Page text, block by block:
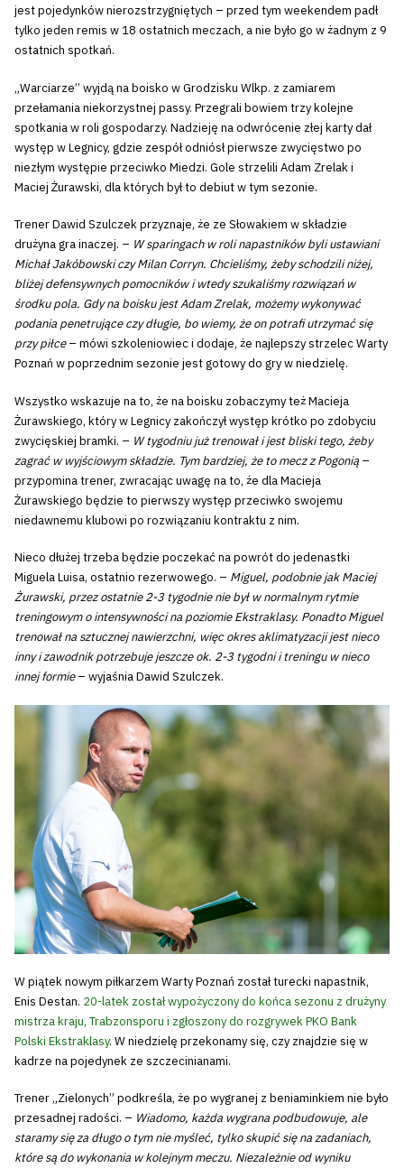
jest pojedynków nierozstrzygniętych – przed tym weekendem padł
tylko jeden remis w 18 ostatnich meczach, a nie było go w żadnym z 9
ostatnich spotkań.
„Warciarze” wyjdą na boisko w Grodzisku Wlkp. z zamiarem
przełamania niekorzystnej passy. Przegrali bowiem trzy kolejne
spotkania w roli gospodarzy. Nadzieję na odwrócenie złej karty dał
występ w Legnicy, gdzie zespół odniósł pierwsze zwycięstwo po
niezłym występie przeciwko Miedzi. Gole strzelili Adam Zrelak i
Maciej Żurawski, dla których był to debiut w tym sezonie.
Trener Dawid Szulczek przyznaje, że ze Słowakiem w składzie
drużyna gra inaczej. – W sparingach w roli napastników byli ustawiani
Michał Jakóbowski czy Milan Corryn. Chcieliśmy, żeby schodzili niżej,
bliżej defensywnych pomocników i wtedy szukaliśmy rozwiązań w
środku pola. Gdy na boisku jest Adam Zrelak, możemy wykonywać
podania penetrujące czy długie, bo wiemy, że on potrafi utrzymać się
przy piłce– mówi szkoleniowiec i dodaje, że najlepszy strzelec Warty
Poznań w poprzednim sezonie jest gotowy do gry w niedzielę.
Wszystko wskazuje na to, że na boisku zobaczymy też Macieja
Żurawskiego, który w Legnicy zakończył występ krótko po zdobyciu
zwycięskiej bramki. – W tygodniu już trenował i jest bliski tego, żeby
zagrać w wyjściowym składzie. Tym bardziej, że to mecz z Pogonią –
przypomina trener, zwracając uwagę na to, że dla Macieja
Żurawskiego będzie to pierwszy występ przeciwko swojemu
niedawnemu klubowi po rozwiązaniu kontraktu z nim.
Nieco dłużej trzeba będzie poczekać na powrót do jedenastki
Miguela Luisa, ostatnio rezerwowego. – Miguel, podobnie jak Maciej
Żurawski, przez ostatnie 2-3 tygodnie nie był w normalnym rytmie
treningowym o intensywności na poziomie Ekstraklasy. Ponadto Miguel
trenował na sztucznej nawierzchni, więc okres aklimatyzacji jest nieco
inny i zawodnik potrzebuje jeszcze ok. 2-3 tygodni i treningu w nieco
innej formie– wyjaśnia Dawid Szulczek.
W piątek nowym piłkarzem Warty Poznań został turecki napastnik,
Enis Destan. 20-latek został wypożyczony do końca sezonu z drużyny
mistrza kraju, Trabzonsporu i zgłoszony do rozgrywek PKO Bank
Polski Ekstraklasy. W niedzielę przekonamy się, czy znajdzie się w
kadrze na pojedynek ze szczecinianami.
Trener „Zielonych” podkreśla, że po wygranej z beniaminkiem nie było
przesadnej radości. – Wiadomo, każda wygrana podbudowuje, ale
staramy się za długo o tym nie myśleć, tylko skupić się na zadaniach,
które są do wykonania w kolejnym meczu. Niezależnie od wyniku